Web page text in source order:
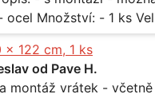
122 cm, 1 ks
od Pave H.